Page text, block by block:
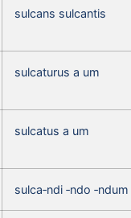
sulcans sulcantis
sulcaturus a um
sulcatus a um
sulca‑ndi ‑ndo ‑ndum